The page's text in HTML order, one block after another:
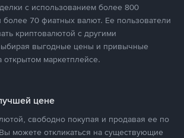
с использованием более 800
более 70 фиатных валют. Ее пользователи
криптовалютой с другими
выгодные цены и привычные
маркетплейсе.
цене
свободно покупая и продавая ее по
можете откликаться на существующие